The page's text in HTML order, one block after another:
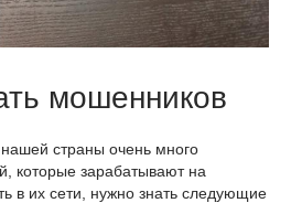
мошенников
страны очень много
которые зарабатывают на
в их сети, нужно знать следующие